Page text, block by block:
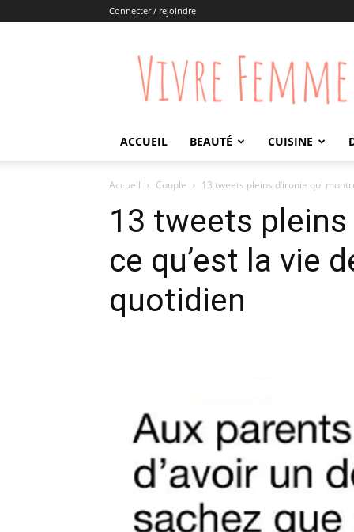
Connecter / rejoindre
Vivre
Femme
ACCUEIL BEAUTÉ CUISINE
Accueil Couple 13 tweets pleins d’ironie qui
13 tweets
ce qu’est la vie
quotidien